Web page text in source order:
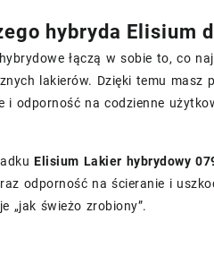
hybryda Elisium
łączą w sobie to, co
lakierów. Dzięki temu masz
i odporność na codzienne
Elisium Lakier hybrydowy
odporność na ścieranie i
„jak świeżo zrobiony”.